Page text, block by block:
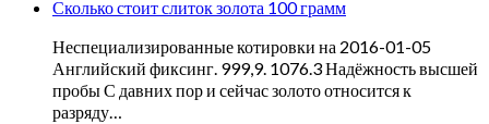
Сколько стоит слиток золота 100 грамм
Неспециализированные котировки на 2016-01-05
Английский фиксинг. 999,9. 1076.3 Надёжность высшей
пробы С давних пор и сейчас золото относится к
разряду…